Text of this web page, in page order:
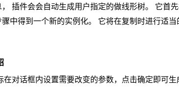
插件会会自动生成用户指定的做线形树。 它首
中得到一个新的实例化。 它将在复制时进行适
在对话框内设置需要改变的参数，点击确定即可生